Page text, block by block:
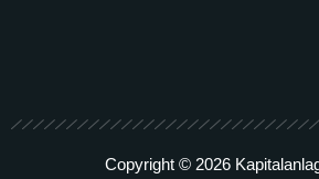
Copyright © 2026